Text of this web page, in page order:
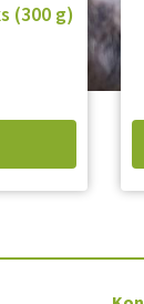
(300 g)